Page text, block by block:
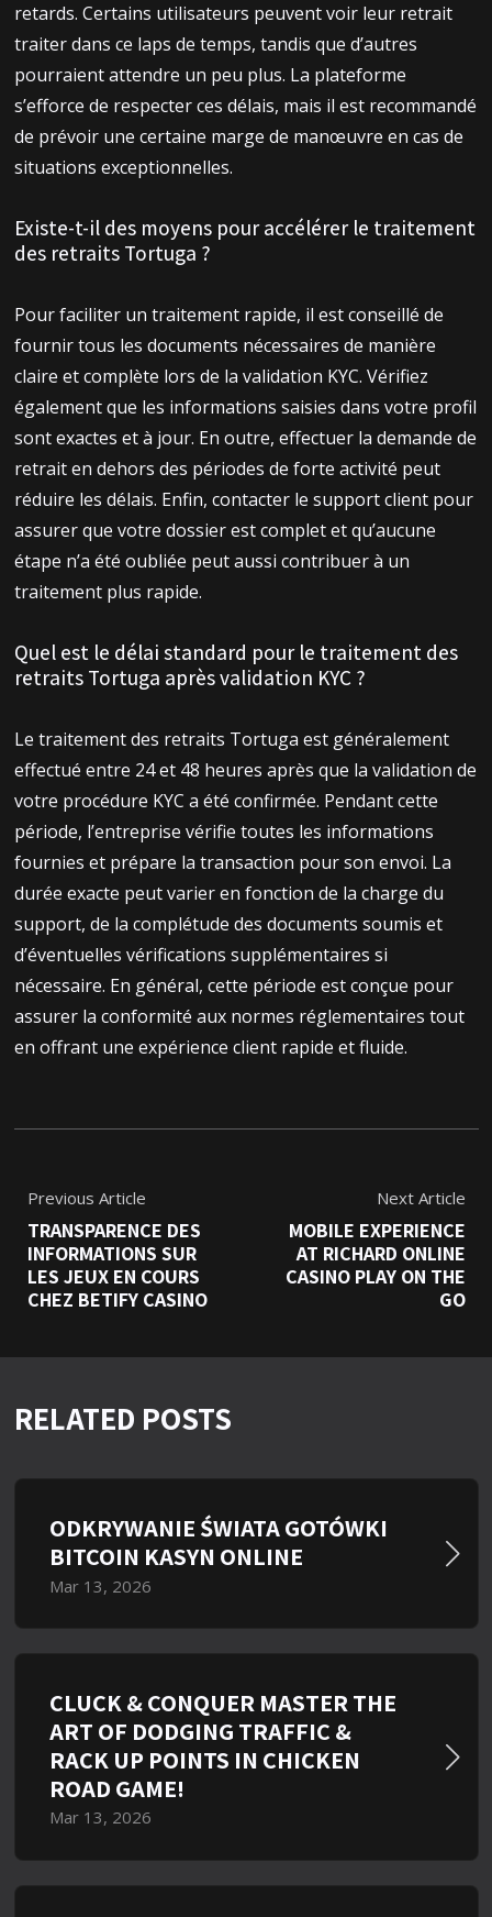
retards. Certains utilisateurs peuvent voir leur retrait
traiter dans ce laps de temps, tandis que d’autres
pourraient attendre un peu plus. La plateforme
s’efforce de respecter ces délais, mais il est recommandé
de prévoir une certaine marge de manœuvre en cas de
situations exceptionnelles.
Existe-t-il des moyens pour accélérer le traitement
des retraits Tortuga ?
Pour faciliter un traitement rapide, il est conseillé de
fournir tous les documents nécessaires de manière
claire et complète lors de la validation KYC. Vérifiez
également que les informations saisies dans votre profil
sont exactes et à jour. En outre, effectuer la demande de
retrait en dehors des périodes de forte activité peut
réduire les délais. Enfin, contacter le support client pour
assurer que votre dossier est complet et qu’aucune
étape n’a été oubliée peut aussi contribuer à un
traitement plus rapide.
Quel est le délai standard pour le traitement des
retraits Tortuga après validation KYC ?
Le traitement des retraits Tortuga est généralement
effectué entre 24 et 48 heures après que la validation de
votre procédure KYC a été confirmée. Pendant cette
période, l’entreprise vérifie toutes les informations
fournies et prépare la transaction pour son envoi. La
durée exacte peut varier en fonction de la charge du
support, de la complétude des documents soumis et
d’éventuelles vérifications supplémentaires si
nécessaire. En général, cette période est conçue pour
assurer la conformité aux normes réglementaires tout
en offrant une expérience client rapide et fluide.
Previous Article
TRANSPARENCE DES
INFORMATIONS SUR
LES JEUX EN COURS
CHEZ BETIFY CASINO
Next Article
MOBILE EXPERIENCE
AT RICHARD ONLINE
CASINO PLAY ON THE
GO
RELATED POSTS
ODKRYWANIE ŚWIATA GOTÓWKI
BITCOIN KASYN ONLINE
Mar 13, 2026
CLUCK & CONQUER MASTER THE
ART OF DODGING TRAFFIC &
RACK UP POINTS IN CHICKEN
ROAD GAME!
Mar 13, 2026